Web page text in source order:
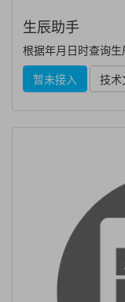
生辰助手
根据年月日时查询生
暂未接入
技术